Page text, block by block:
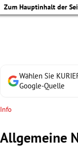
Zum Hauptinhalt der
Wählen Sie
Google-Quelle
Info
Allgemeine